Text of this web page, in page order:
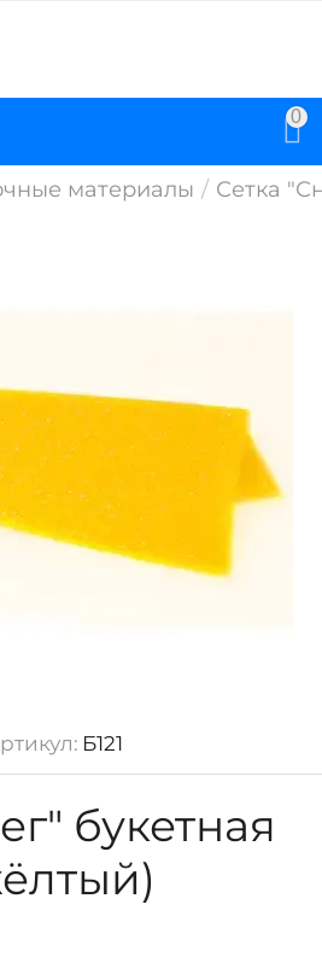
0
материалы / Сетка
Б121
букетная